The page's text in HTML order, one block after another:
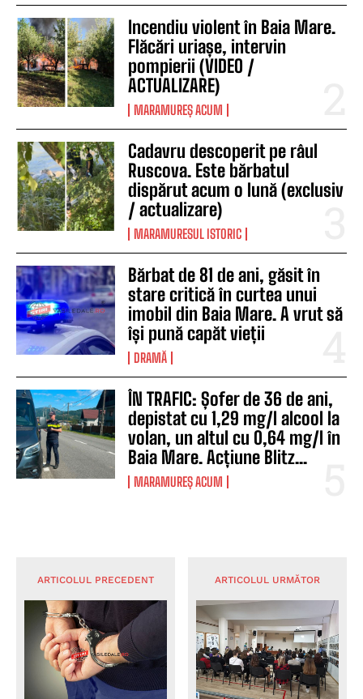
Incendiu violent în Baia Mare.
Flăcări uriașe, intervin
pompierii (VIDEO /
ACTUALIZARE)
MARAMUREȘ ACUM
Cadavru descoperit pe râul
Ruscova. Este bărbatul
dispărut acum o lună (exclusiv
/ actualizare)
MARAMURESUL ISTORIC
Bărbat de 81 de ani, găsit în
stare critică în curtea unui
imobil din Baia Mare. A vrut să
își pună capăt vieții
DRAMĂ
ÎN TRAFIC: Șofer de 36 de ani,
depistat cu 1,29 mg/l alcool la
volan, un altul cu 0,64 mg/l în
Baia Mare. Acțiune Blitz...
MARAMUREȘ ACUM
ARTICOLUL PRECEDENT ARTICOLUL URMĂTOR